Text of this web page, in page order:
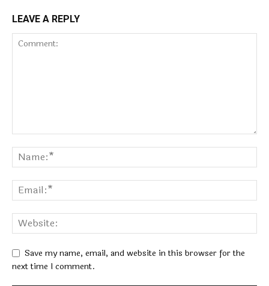
LEAVE A REPLY
Save my name, email, and website in this browser for the
next time I comment.